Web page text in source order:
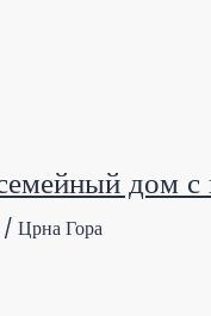
дом
Црна Гора